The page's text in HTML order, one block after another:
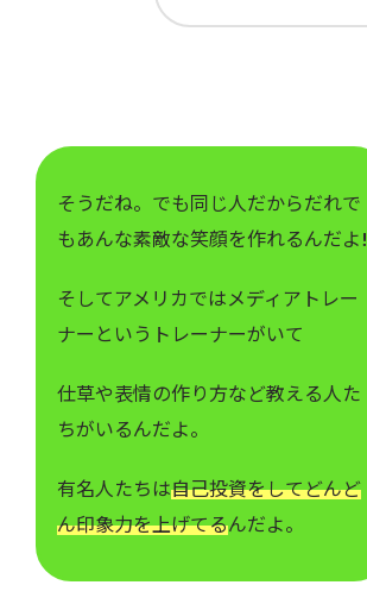
そうだね。でも同じ人だからだれで
もあんな素敵な笑顔を作れるんだよ!
そしてアメリカではメディアトレー
ナーというトレーナーがいて
仕草や表情の作り方など教える人た
ちがいるんだよ。
有名人たちは自己投資をしてどんど
ん印象力を上げてるんだよ。